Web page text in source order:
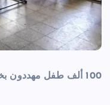
100 ألف طفل مهددون